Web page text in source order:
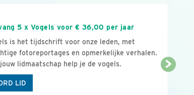
5 x Vogels voor € 36,00 per jaar
is het tijdschrift voor onze leden, met
fotoreportages en opmerkelijke verhalen.
lidmaatschap help je de vogels.
LID